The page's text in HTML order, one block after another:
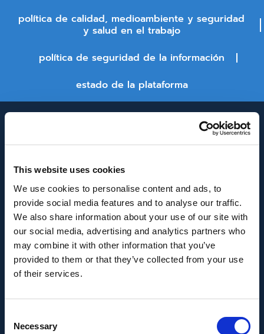
This website uses cookies
We use cookies to personalise content and ads, to
provide social media features and to analyse our traffic.
We also share information about your use of our site with
our social media, advertising and analytics partners who
may combine it with other information that you’ve
provided to them or that they’ve collected from your use
of their services.
Selection
Necessary
política de calidad, medioambiente y seguridad
y salud en el trabajo
política de seguridad de la información
estado de la plataforma
INNOVACIÓN Y DESARROLLO DE ANDALUCÍA
IDEA
Se ha recibido un incentivo de la Agencia de
Innovación y Desarrollo de Andalucía IDEA, de la
43.802,59€, cofinanciado en un 80% por la Unión